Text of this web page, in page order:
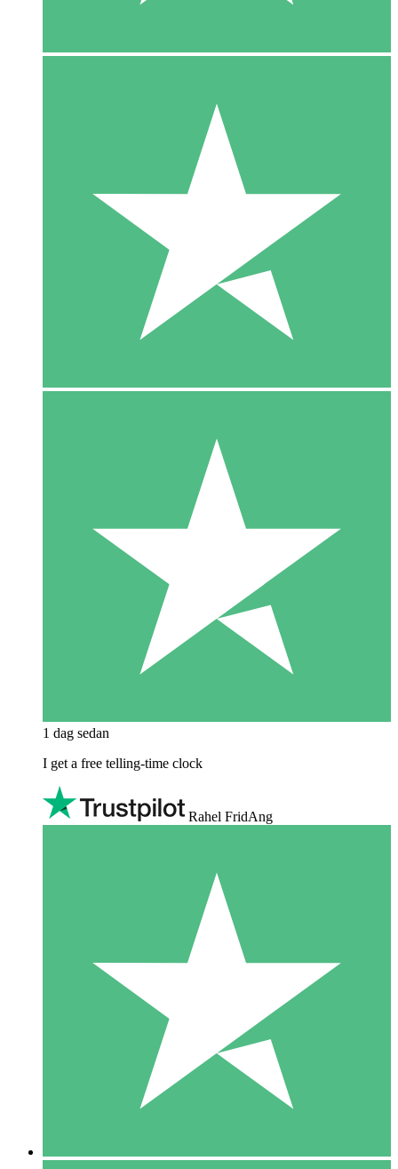
1 dag sedan
I get a free telling-time clock
Rahel FridAng